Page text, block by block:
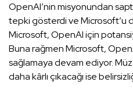
OpenAI’nin misyonundan
tepki gösterdi ve Microsoft’u
Microsoft, OpenAI için
Buna rağmen Microsoft,
sağlamaya devam ediyor.
daha kârlı çıkacağı ise